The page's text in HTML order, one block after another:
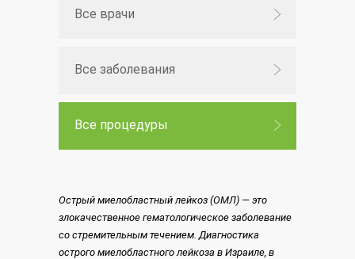
Все врачи
Все заболевания
Все процедуры
Острый миелобластный лейкоз (ОМЛ) — это
злокачественное гематологическое заболевание
со стремительным течением. Диагностика
острого миелобластного лейкоза в Израиле, в